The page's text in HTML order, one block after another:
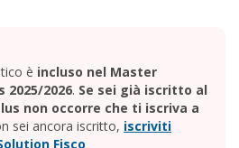
è incluso nel Master
2025/2026. Se sei già iscritto al
non occorre che ti iscriva a
sei ancora iscritto, iscriviti
Fisco